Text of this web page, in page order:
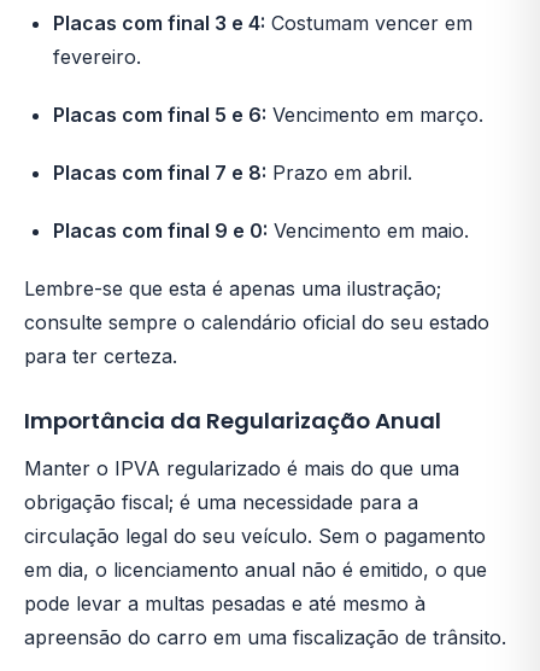
Placas com final 3 e 4: Costumam vencer em
fevereiro.
Placas com final 5 e 6: Vencimento em março.
Placas com final 7 e 8: Prazo em abril.
Placas com final 9 e 0: Vencimento em maio.
Lembre-se que esta é apenas uma ilustração;
consulte sempre o calendário oficial do seu estado
para ter certeza.
Importância da Regularização Anual
Manter o IPVA regularizado é mais do que uma
obrigação fiscal; é uma necessidade para a
circulação legal do seu veículo. Sem o pagamento
em dia, o licenciamento anual não é emitido, o que
pode levar a multas pesadas e até mesmo à
apreensão do carro em uma fiscalização de trânsito.